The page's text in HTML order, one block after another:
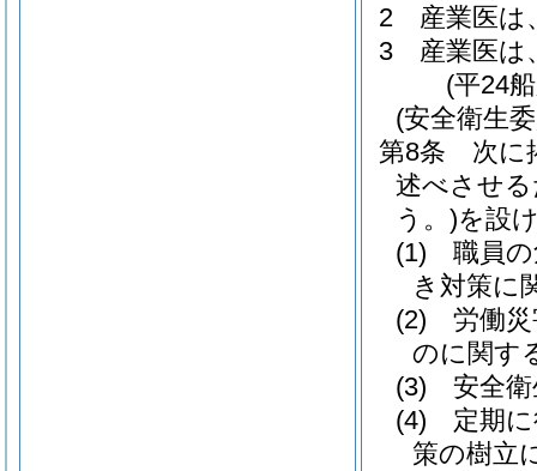
2
産業医は
3
産業医は
(平24
(安全衛生
第8条
次に
述べさせ
う。)を設
(1)
職員
き対策に
(2)
労働
のに関す
(3)
安全
(4)
定期
策の樹立